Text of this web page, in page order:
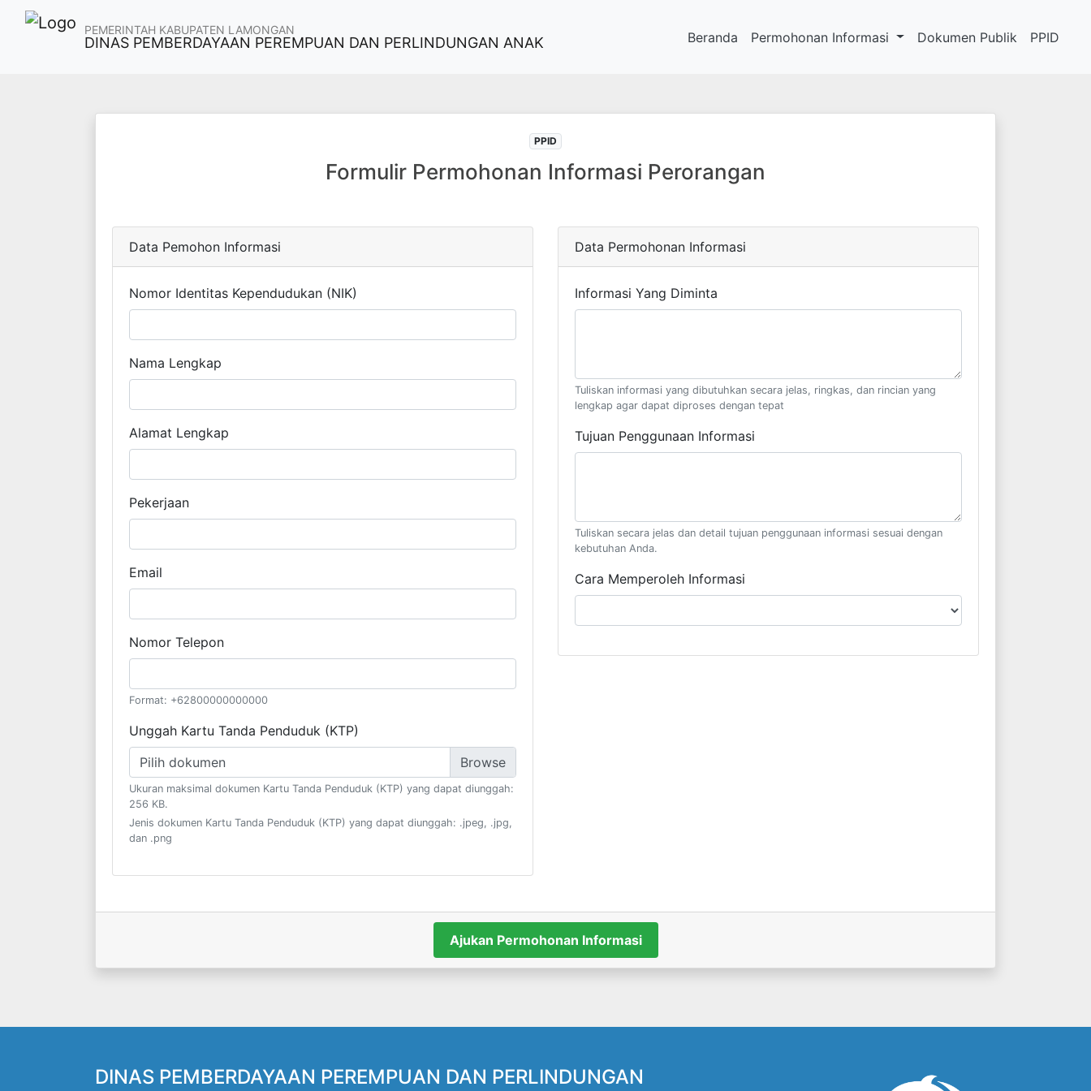
PEMERINTAH KABUPATEN LAMONGAN
DINAS PEMBERDAYAAN PEREMPUAN DAN PERLINDUNGAN ANAK Beranda Permohonan Informasi Dokumen Publik PPID
PPID
Formulir Permohonan Informasi Perorangan
Data Pemohon Informasi
Nomor Identitas Kependudukan (NIK)
Nama Lengkap
Alamat Lengkap
Pekerjaan
Email
Nomor Telepon
Format: +62800000000000
Unggah Kartu Tanda Penduduk (KTP)
Pilih dokumen
Ukuran maksimal dokumen Kartu Tanda Penduduk (KTP) yang dapat diunggah:
256 KB.
Jenis dokumen Kartu Tanda Penduduk (KTP) yang dapat diunggah: .jpeg, .jpg,
dan .png
Data Permohonan Informasi
Informasi Yang Diminta
Tuliskan informasi yang dibutuhkan secara jelas, ringkas, dan rincian yang
lengkap agar dapat diproses dengan tepat
Tujuan Penggunaan Informasi
Tuliskan secara jelas dan detail tujuan penggunaan informasi sesuai dengan
kebutuhan Anda.
Cara Memperoleh Informasi
DINAS PEMBERDAYAAN PEREMPUAN DAN PERLINDUNGAN